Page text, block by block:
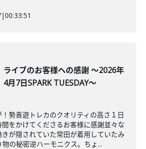
|00:33:51
ライブのお客様への感謝 ～2026年
4月7日SPARK TUESDAY～
勢喜遊トレカのクオリティの高さ１日
をかけてくださるお客様に感謝並々な
が隠されていた常田が着用していたみ
の秘密逆ハーモニクス。ちょ...